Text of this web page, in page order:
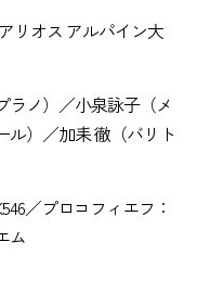
リオス アルパイン大
ノ）／小泉詠子（メ
ル）／加耒 徹（バリト
／プロコフィエフ：
ム